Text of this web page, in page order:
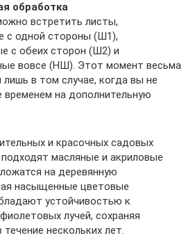
обработка
встретить листы,
с одной стороны (Ш1),
с обеих сторон (Ш2) и
вовсе (НШ). Этот момент весьма
в том случае, когда вы не
временем на дополнительную
и красочных садовых
масляные и акриловые
на деревянную
насыщенные цветовые
устойчивостью к
лучей, сохраняя
нескольких лет.